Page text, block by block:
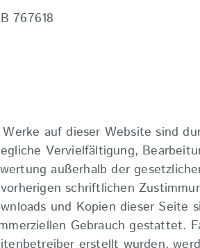
767618
auf dieser Website sind
Vervielfältigung,
außerhalb der
schriftlichen
und Kopien dieser Seite
Gebrauch gestattet.
erstellt wurden,